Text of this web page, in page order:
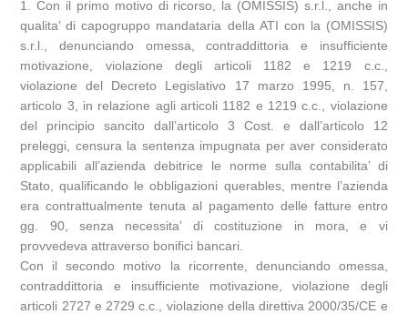
1. Con il primo motivo di ricorso, la (OMISSIS) s.r.l., anche in
qualita’ di capogruppo mandataria della ATI con la (OMISSIS)
s.r.l., denunciando omessa, contraddittoria e insufficiente
motivazione, violazione degli articoli 1182 e 1219 c.c.,
violazione del Decreto Legislativo 17 marzo 1995, n. 157,
articolo 3, in relazione agli articoli 1182 e 1219 c.c., violazione
del principio sancito dall’articolo 3 Cost. e dall’articolo 12
preleggi, censura la sentenza impugnata per aver considerato
applicabili all’azienda debitrice le norme sulla contabilita’ di
Stato, qualificando le obbligazioni querables, mentre l’azienda
era contrattualmente tenuta al pagamento delle fatture entro
gg. 90, senza necessita’ di costituzione in mora, e vi
provvedeva attraverso bonifici bancari.
Con il secondo motivo la ricorrente, denunciando omessa,
contraddittoria e insufficiente motivazione, violazione degli
articoli 2727 e 2729 c.c., violazione della direttiva 2000/35/CE e